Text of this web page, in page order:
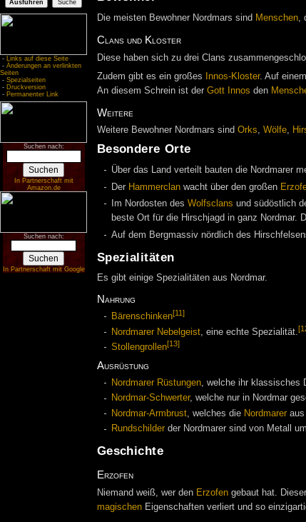
- Links auf diese Seite
- Änderungen an verlinkten
Seiten
- Spezialseiten
- Druckversion
- Permanenter Link
Suchen nach:
In Partnerschaft mit
Amazon.de
Suchen nach:
In Partnerschaft mit Google
Die meisten Bewohner Nordmars sind Menschen,
Clans und Kloster
Diese haben sich zu drei Clans
Zudem gibt es ein großes Innos-Kloster. Auf
An diesem Schrein ist der Gott Innos den
Weitere
Weitere Bewohner Nordmars sind Orks, Wölfe,
Besondere Orte
Über das Land verteilt bauten die Nordmarer
Der Hammerclan wacht über den großen
Im Nordosten des Wolfsclans und südöstlich
beste Ort für die Hirschjagd in ganz Nordmar.
Auf dem Bergmassiv nördlich des
Spezialitäten
Es gibt einige Spezialitäten aus Nordmar.
Nahrung
Bärenschinken[11]
Nordmarer Nebelgeist, eine echte Spezialität.
Stollengrollen[13]
Ausrüstung
Nordmarer Rüstungen, welche ihr klassisches
Nordmar-Schwerter, welche nur in Nordmar
Nordmar-Armbrust, welches die Nordmarer
Rundschilder der Nordmarer sind von Metall
Geschichte
Erzofen
Niemand weiß, wer den Erzofengebaut hat.
magischenEigenschaften verliert und so